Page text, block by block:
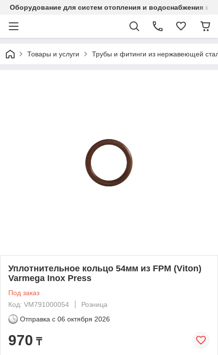
Оборудование для систем отопления и водоснабжения в
Товары и услуги Трубы и фитинги из нержавеющей
Уплотнительное кольцо 54мм из FPM (Viton)
Varmega Inox Press
Под заказ
Код: VM791000054
Розница
Отправка с 06 октября 2026
970 ₸